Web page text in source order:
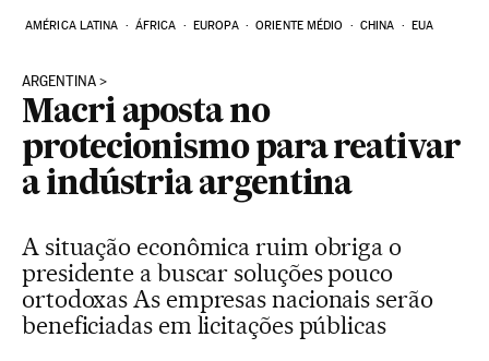
AMÉRICA LATINA ÁFRICA EUROPA ORIENTE MÉDIO CHINA EUA
ARGENTINA
Macri aposta no
protecionismo para reativar
a indústria argentina
A situação econômica ruim obriga o
presidente a buscar soluções pouco
ortodoxas As empresas nacionais serão
beneficiadas em licitações públicas